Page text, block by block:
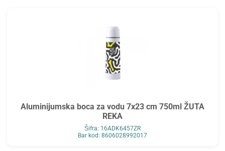
Aluminijumska boca za vodu 7x23 cm 750ml ŽUTA
REKA
Šifra: 16ADK6457ZR
Bar kod: 8606028992017